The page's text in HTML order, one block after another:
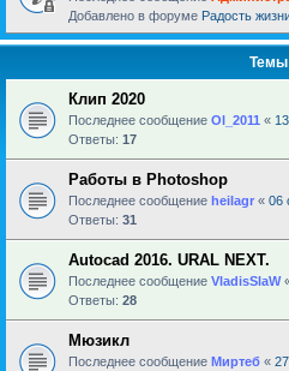
Добавлено в форуме Радость
Темы
Клип 2020
Последнее сообщение Ol_2011 «
Ответы: 17
Работы в Photoshop
Последнее сообщение heilagr « 06
Ответы: 31
Autocad 2016. URAL NEXT.
Последнее сообщение VladisSlaW
Ответы: 28
Мюзикл
Последнее сообщение Миртеб «